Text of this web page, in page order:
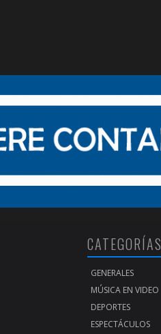
CATEGORÍAS
GENERALES
MÚSICA EN VIDEO
DEPORTES
ESPECTÁCULOS